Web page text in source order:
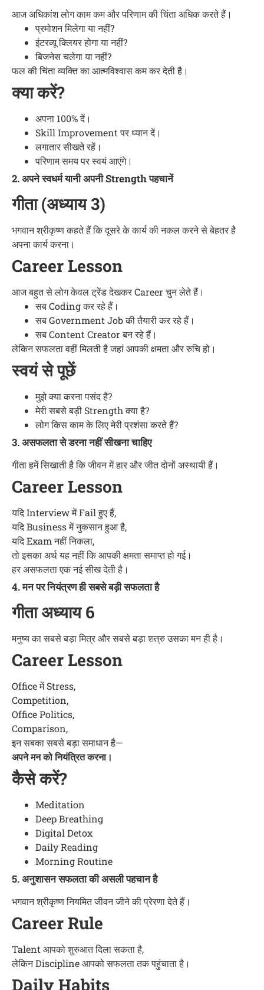
आज अधिकांश लोग काम कम और परिणाम की चिंता अधिक करते हैं।
प्रमोशन मिलेगा या नहीं?
इंटरव्यू क्लियर होगा या नहीं?
बिजनेस चलेगा या नहीं?
फल की चिंता व्यक्ति का आत्मविश्वास कम कर देती है।
क्या करें?
अपना 100% दें।
Skill Improvement पर ध्यान दें।
लगातार सीखते रहें।
परिणाम समय पर स्वयं आएंगे।
2. अपने स्वधर्म यानी अपनी Strength पहचानें
गीता (अध्याय 3)
भगवान श्रीकृष्ण कहते हैं कि दूसरे के कार्य की नकल करने से बेहतर है
अपना कार्य करना।
Career Lesson
आज बहुत से लोग केवल ट्रेंड देखकर Career चुन लेते हैं।
सब Coding कर रहे हैं।
सब Government Job की तैयारी कर रहे हैं।
सब Content Creator बन रहे हैं।
लेकिन सफलता वहीं मिलती है जहां आपकी क्षमता और रुचि हो।
स्वयं से पूछें
मुझे क्या करना पसंद है?
मेरी सबसे बड़ी Strength क्या है?
लोग किस काम के लिए मेरी प्रशंसा करते हैं?
3. असफलता से डरना नहीं सीखना चाहिए
गीता हमें सिखाती है कि जीवन में हार और जीत दोनों अस्थायी हैं।
Career Lesson
यदि Interview में Fail हुए हैं,
यदि Business में नुकसान हुआ है,
यदि Exam नहीं निकला,
तो इसका अर्थ यह नहीं कि आपकी क्षमता समाप्त हो गई।
हर असफलता एक नई सीख देती है।
4. मन पर नियंत्रण ही सबसे बड़ी सफलता है
गीता अध्याय 6
मनुष्य का सबसे बड़ा मित्र और सबसे बड़ा शत्रु उसका मन ही है।
Career Lesson
Office में Stress,
Competition,
Office Politics,
Comparison,
इन सबका सबसे बड़ा समाधान है—
अपने मन को नियंत्रित करना।
कैसे करें?
Meditation
Deep Breathing
Digital Detox
Daily Reading
Morning Routine
5. अनुशासन सफलता की असली पहचान है
भगवान श्रीकृष्ण नियमित जीवन जीने की प्रेरणा देते हैं।
Career Rule
Talent आपको शुरुआत दिला सकता है,
लेकिन Discipline आपको सफलता तक पहुंचाता है।
Daily Habits